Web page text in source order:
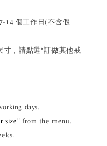
14 個工作日(不含假
，請點選“訂做其他戒
days.
size" from the menu.